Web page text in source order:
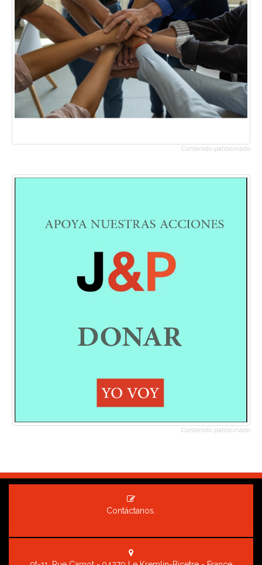
Contenido patrocinado
Contenido patrocinado
Contáctanos.